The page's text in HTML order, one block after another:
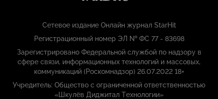
Сетевое издание Онлайн журнал StarHit
Регистрационный номер ЭЛ № ФС 77 - 83698
Зарегистрировано Федеральной службой по надзору в
сфере связи, информационных технологий и массовых,
коммуникаций (Роскомнадзор) 26.07.2022 18+
Учредитель: Общество с ограниченной ответственностью
«Шкулёв Диджитал Технологии»